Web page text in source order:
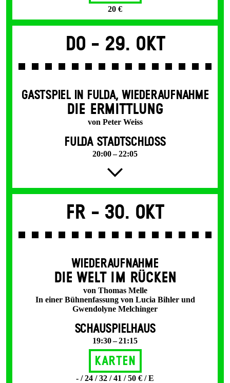
20 €
Do - 29. Okt
GASTSPIEL IN FULDA,WIEDERAUFNAHME
DIE ERMITTLUNG
von Peter Weiss
FULDA STADTSCHLOSS
20:00 – 22:05
Fr - 30. Okt
WIEDERAUFNAHME
DIE WELT IM RÜCKEN
von Thomas Melle
In einer Bühnenfassung von Lucia Bihler und
Gwendolyne Melchinger
SCHAUSPIELHAUS
19:30 – 21:15
Karten
- / 24 / 32 / 41 / 50 € / E